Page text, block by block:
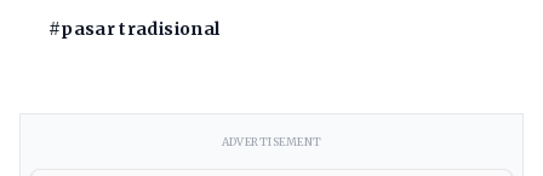
#pasar tradisional
ADVERTISEMENT